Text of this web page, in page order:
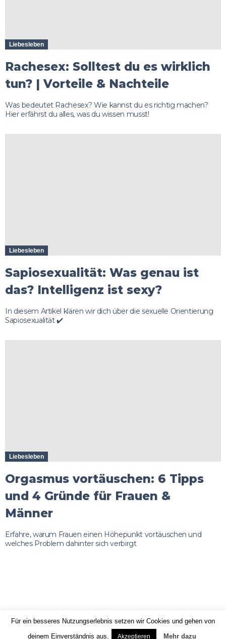
Liebesleben
Rachesex: Solltest du es wirklich
tun? | Vorteile & Nachteile
Was bedeutet Rachesex? Wie kannst du es richtig machen?
Hier erfährst du alles, was du wissen musst!
Liebesleben
Sapiosexualität: Was genau ist
das? Intelligenz ist sexy?
In diesem Artikel klären wir dich über die sexuelle Orientierung
Sapiosexualität ✔️
Liebesleben
Orgasmus vortäuschen: 6 Tipps
und 4 Gründe für Frauen &
Männer
Erfahre, warum Frauen einen Höhepunkt vortäuschen und
welches Problem dahinter sich verbirgt
Mehrwertsteuer. Alle Angaben ohne Gewähr.
Für ein besseres Nutzungserlebnis setzen wir Cookies und gehen von
deinem Einverständnis aus.
Akzeptieren Mehr dazu